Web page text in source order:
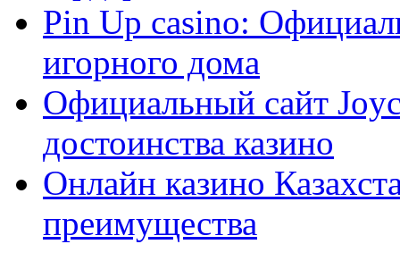
Pin Up casino:
игорного дома
Официальный сайт
достоинства казино
Онлайн казино
преимущества